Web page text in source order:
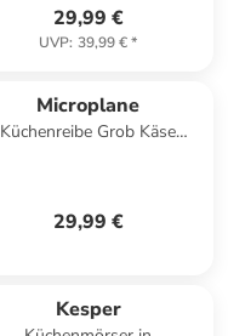
29,99 €
UVP: 39,99 €*
Microplane
Küchenreibe Grob Käse
29,99 €
Kesper